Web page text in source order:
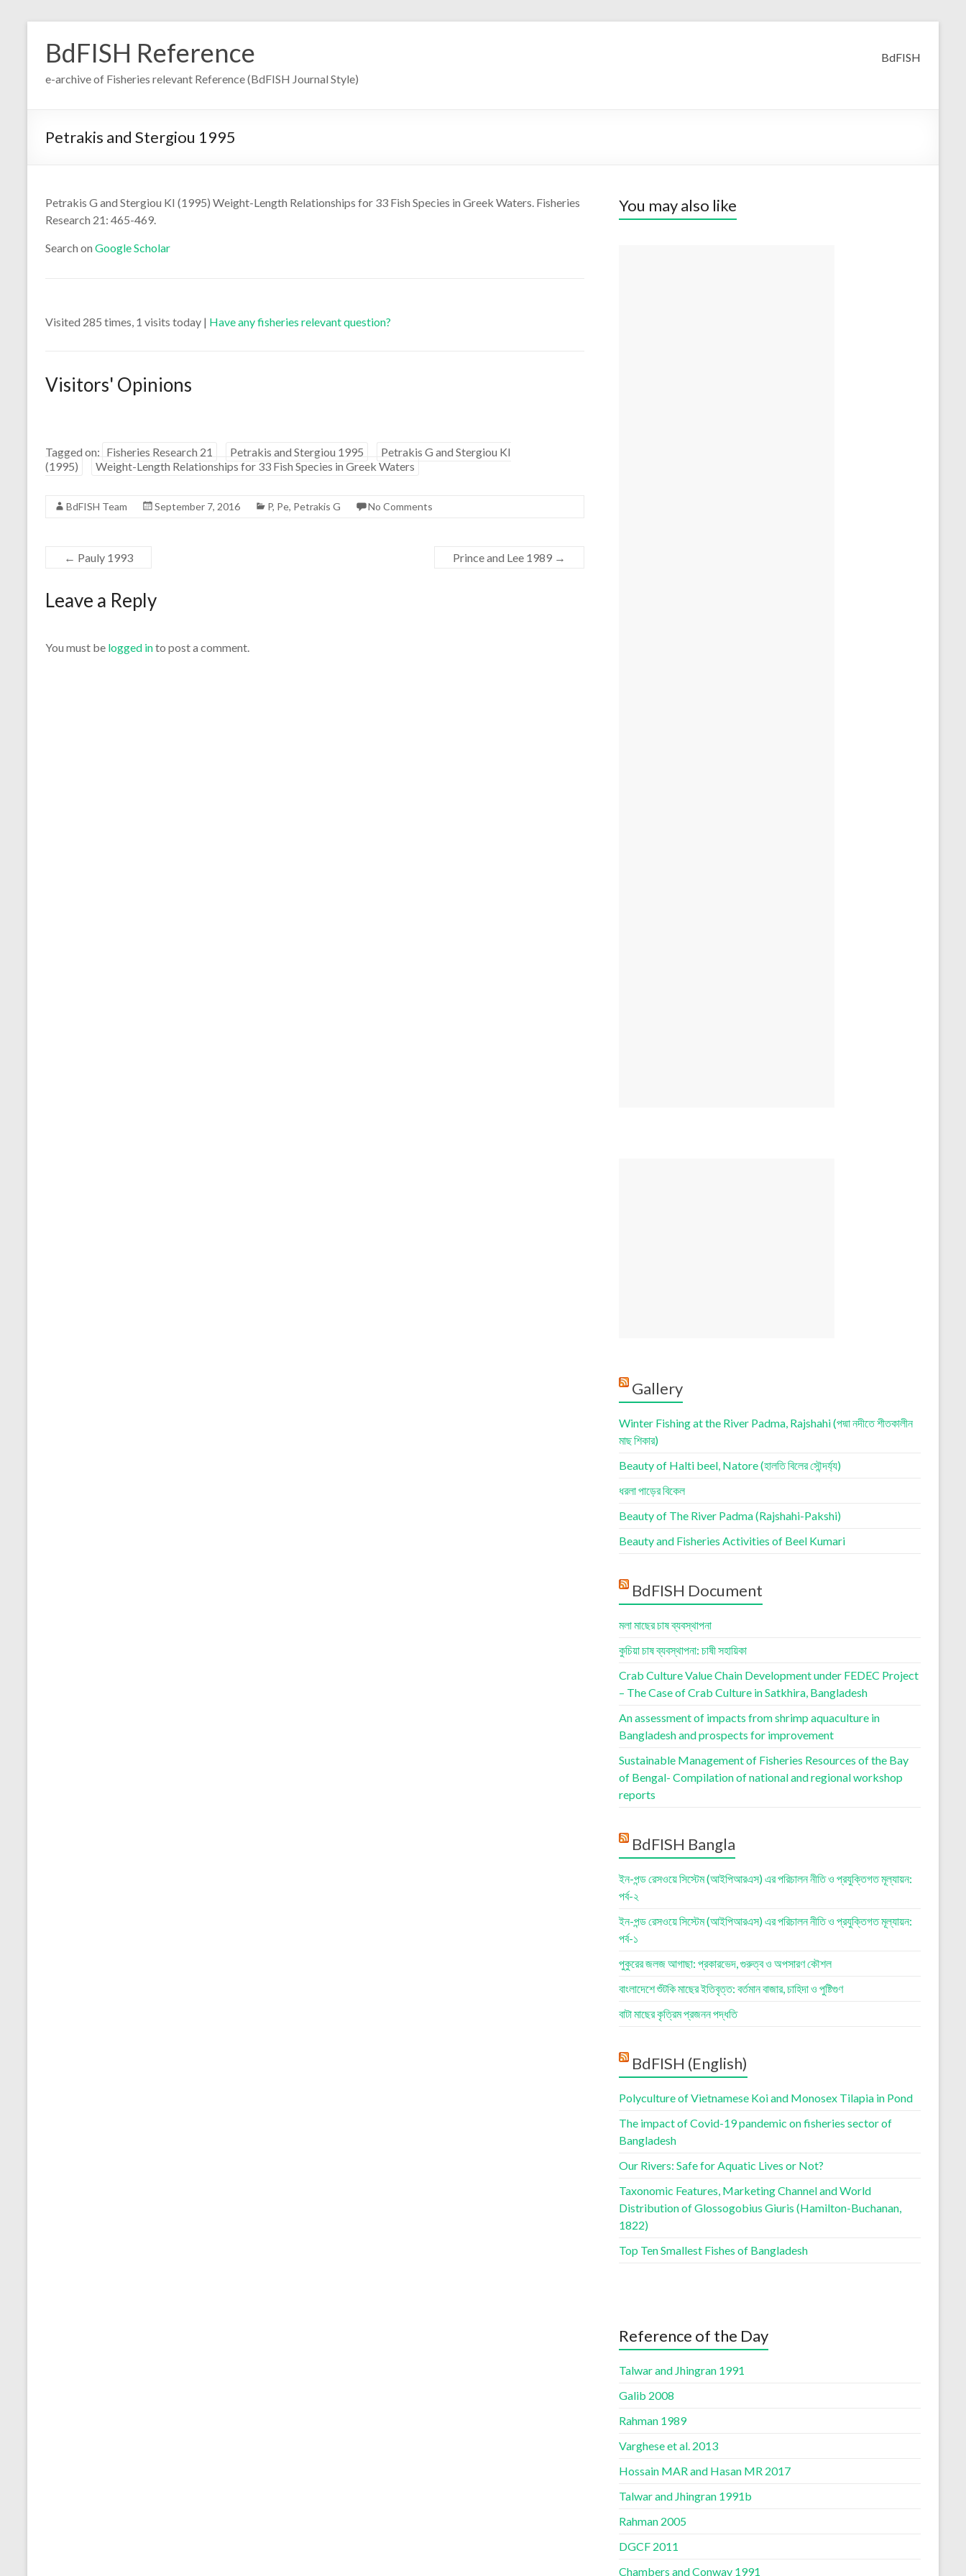
contentBdFISH Reference
e-archive of Fisheries relevant Reference (BdFISH Journal Style)
BdFISH
Petrakis and Stergiou 1995
Petrakis G and Stergiou KI (1995) Weight-Length Relationships for 33 Fish Species in Greek Waters. Fisheries
Research 21: 465-469.
Search on Google Scholar
Visited 285 times, 1 visits today | Have any fisheries relevant question?
Visitors' Opinions
Tagged on: Fisheries Research 21 Petrakis and Stergiou 1995
Petrakis G and Stergiou KI
(1995)
Weight-Length Relationships for 33 Fish Species in Greek Waters
BdFISH Team September 7, 2016 P, Pe, Petrakis G No Comments
← Pauly 1993 Prince and Lee 1989 →
Leave a Reply
You must be logged into post a comment.
You may also like
Gallery
Winter Fishing at the River Padma, Rajshahi (পদ্মা নদীতে শীতকালীন
মাছ শিকার)
Beauty of Halti beel, Natore (হালতি বিলের সৌন্দর্য্য)
ধরলা পাড়ের বিকেল
Beauty of The River Padma (Rajshahi-Pakshi)
Beauty and Fisheries Activities of Beel Kumari
BdFISH Document
মলা মাছের চাষ ব্যবস্থাপনা
কুচিয়া চাষ ব্যবস্থাপনা: চাষী সহায়িকা
Crab Culture Value Chain Development under FEDEC Project
– The Case of Crab Culture in Satkhira, Bangladesh
An assessment of impacts from shrimp aquaculture in
Bangladesh and prospects for improvement
Sustainable Management of Fisheries Resources of the Bay
of Bengal- Compilation of national and regional workshop
reports
BdFISH Bangla
ইন-পন্ড রেসওয়ে সিস্টেম (আইপিআরএস) এর পরিচালন নীতি ও প্রযুক্তিগত মূল্যায়ন:
পর্ব-২
ইন-পন্ড রেসওয়ে সিস্টেম (আইপিআরএস) এর পরিচালন নীতি ও প্রযুক্তিগত মূল্যায়ন:
পর্ব-১
পুকুরের জলজ আগাছা: প্রকারভেদ, গুরুত্ব ও অপসারণ কৌশল
বাংলাদেশে শুঁটকি মাছের ইতিবৃত্ত: বর্তমান বাজার, চাহিদা ও পুষ্টিগুণ
বাটা মাছের কৃত্রিম প্রজনন পদ্ধতি
BdFISH (English)
Polyculture of Vietnamese Koi and Monosex Tilapia in Pond
The impact of Covid-19 pandemic on fisheries sector of
Bangladesh
Our Rivers: Safe for Aquatic Lives or Not?
Taxonomic Features, Marketing Channel and World
Distribution of Glossogobius Giuris (Hamilton-Buchanan,
1822)
Top Ten Smallest Fishes of Bangladesh
Reference of the Day
Talwar and Jhingran 1991
Galib 2008
Rahman 1989
Varghese et al. 2013
Hossain MAR and Hasan MR 2017
Talwar and Jhingran 1991b
Rahman 2005
DGCF 2011
Chambers and Conway 1991